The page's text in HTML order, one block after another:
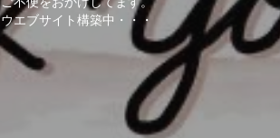
ウエブサイト構築中・・・